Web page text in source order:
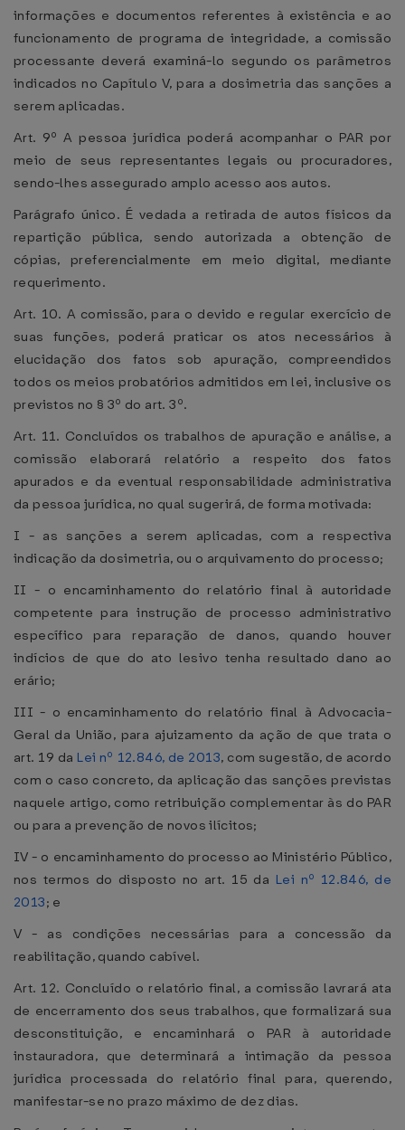
informações e documentos referentes à existência e ao
funcionamento de programa de integridade, a comissão
processante deverá examiná-lo segundo os parâmetros
indicados no Capítulo V, para a dosimetria das sanções a
serem aplicadas.
Art. 9º A pessoa jurídica poderá acompanhar o PAR por
meio de seus representantes legais ou procuradores,
sendo-lhes assegurado amplo acesso aos autos.
Parágrafo único. É vedada a retirada de autos físicos da
repartição pública, sendo autorizada a obtenção de
cópias, preferencialmente em meio digital, mediante
requerimento.
Art. 10. A comissão, para o devido e regular exercício de
suas funções, poderá praticar os atos necessários à
elucidação dos fatos sob apuração, compreendidos
todos os meios probatórios admitidos em lei, inclusive os
previstos no § 3º do art. 3º.
Art. 11. Concluídos os trabalhos de apuração e análise, a
comissão elaborará relatório a respeito dos fatos
apurados e da eventual responsabilidade administrativa
da pessoa jurídica, no qual sugerirá, de forma motivada:
I - as sanções a serem aplicadas, com a respectiva
indicação da dosimetria, ou o arquivamento do processo;
II - o encaminhamento do relatório final à autoridade
competente para instrução de processo administrativo
específico para reparação de danos, quando houver
indícios de que do ato lesivo tenha resultado dano ao
erário;
III - o encaminhamento do relatório final à Advocacia-
Geral da União, para ajuizamento da ação de que trata o
art. 19 da Lei nº 12.846, de 2013, com sugestão, de acordo
com o caso concreto, da aplicação das sanções previstas
naquele artigo, como retribuição complementar às do PAR
ou para a prevenção de novos ilícitos;
IV - o encaminhamento do processo ao Ministério Público,
nos termos do disposto no art. 15 da Lei nº 12.846, de
2013; e
V - as condições necessárias para a concessão da
reabilitação, quando cabível.
Art. 12. Concluído o relatório final, a comissão lavrará ata
de encerramento dos seus trabalhos, que formalizará sua
desconstituição, e encaminhará o PAR à autoridade
instauradora, que determinará a intimação da pessoa
jurídica processada do relatório final para, querendo,
manifestar-se no prazo máximo de dez dias.